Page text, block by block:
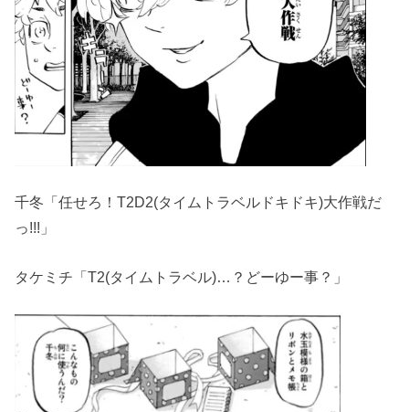
千冬「任せろ！T2D2(タイムトラベルドキドキ)大作戦だ
っ!!!」
タケミチ「T2(タイムトラベル)…？どーゆー事？」